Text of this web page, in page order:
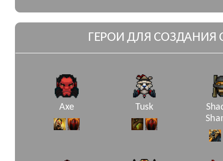
ГЕРОИ ДЛЯ СОЗДАНИЯ
Axe Tusk